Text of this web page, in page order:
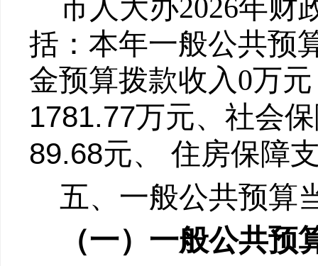
市人大办2026年财
括：本年一般公共预
金预算拨款收入0万
1781.77万元、社会
89.68元、
住房保障
五、一般公共预算
（一）一般公共